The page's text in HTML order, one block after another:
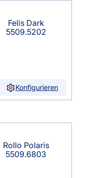
Felis Dark
5509.5202
Konfigurieren
Rollo Polaris
5509.6803